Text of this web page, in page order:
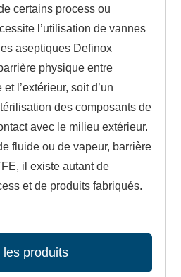
certains process ou
l’utilisation de vannes
aseptiques Definox
physique entre
l’extérieur, soit d’un
des composants de
avec le milieu extérieur.
fluide ou de vapeur, barrière
il existe autant de
et de produits fabriqués.
les produits